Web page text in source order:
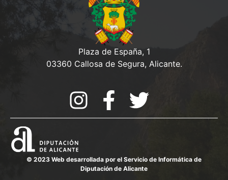
Plaza de España, 1
03360 Callosa de Segura, Alicante.
© 2023 Web desarrollada por el Servicio de Informática de
Diputación de Alicante